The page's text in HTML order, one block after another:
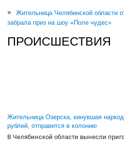
Жительница Челябинской области
забрала приз на шоу «Поле чудес»
ПРОИСШЕСТВИЯ
Жительница Озерска, кинувшая
рублей, отправится в колонию
В Челябинской области вынесли